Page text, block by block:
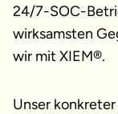
24/7-SOC-
wirksamsten
wir mit XIEM®.
Unser